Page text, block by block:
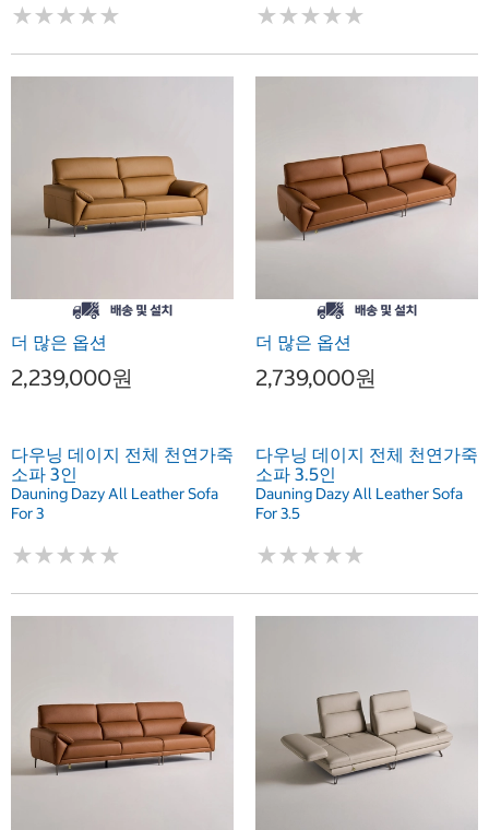
★★★★★
★★★★★ ★★★★★
★★★★★
더 많은 옵션
2,239,000원
다우닝 데이지 전체 천연가죽
소파 3인
Dauning Dazy All Leather Sofa
For 3
★★★★★
★★★★★
더 많은 옵션
2,739,000원
다우닝 데이지 전체 천연가죽
소파 3.5인
Dauning Dazy All Leather Sofa
For 3.5
★★★★★
★★★★★